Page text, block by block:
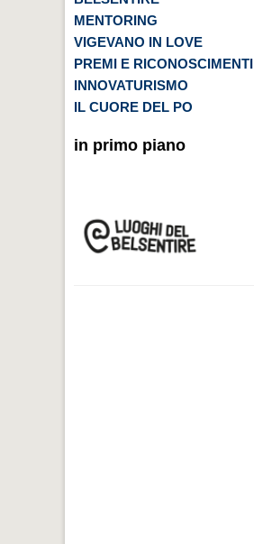
MENTORING
VIGEVANO IN LOVE
PREMI E RICONOSCIMENTI
INNOVATURISMO
IL CUORE DEL PO
in primo piano